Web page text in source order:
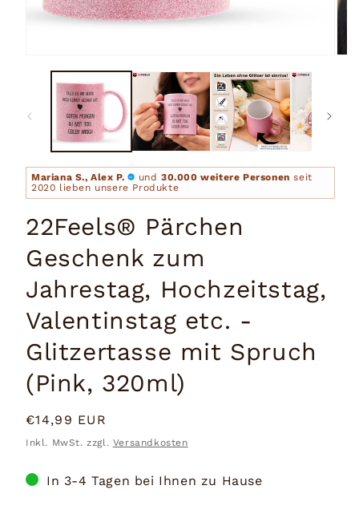
Mariana S., Alex P. und 30.000 weitere Personen seit
2020 lieben unsere Produkte
22Feels® Pärchen
Geschenk zum
Jahrestag, Hochzeitstag,
Valentinstag etc. -
Glitzertasse mit Spruch
(Pink, 320ml)
Normaler
Preis
€14,99 EUR
Inkl. MwSt. zzgl. Versandkosten
In 3-4 Tagen bei Ihnen zu Hause